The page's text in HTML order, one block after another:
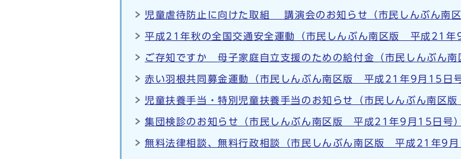
児童虐待防止に向けた取組 講演会のお知らせ（市民しんぶん南
平成21年秋の全国交通安全運動（市民しんぶん南区版 平成21年
ご存知ですか 母子家庭自立支援のための給付金（市民しんぶん
赤い羽根共同募金運動（市民しんぶん南区版 平成21年9月15日号
児童扶養手当・特別児童扶養手当のお知らせ（市民しんぶん南区
集団検診のお知らせ（市民しんぶん南区版 平成21年9月15日号）
無料法律相談、無料行政相談（市民しんぶん南区版 平成21年9月